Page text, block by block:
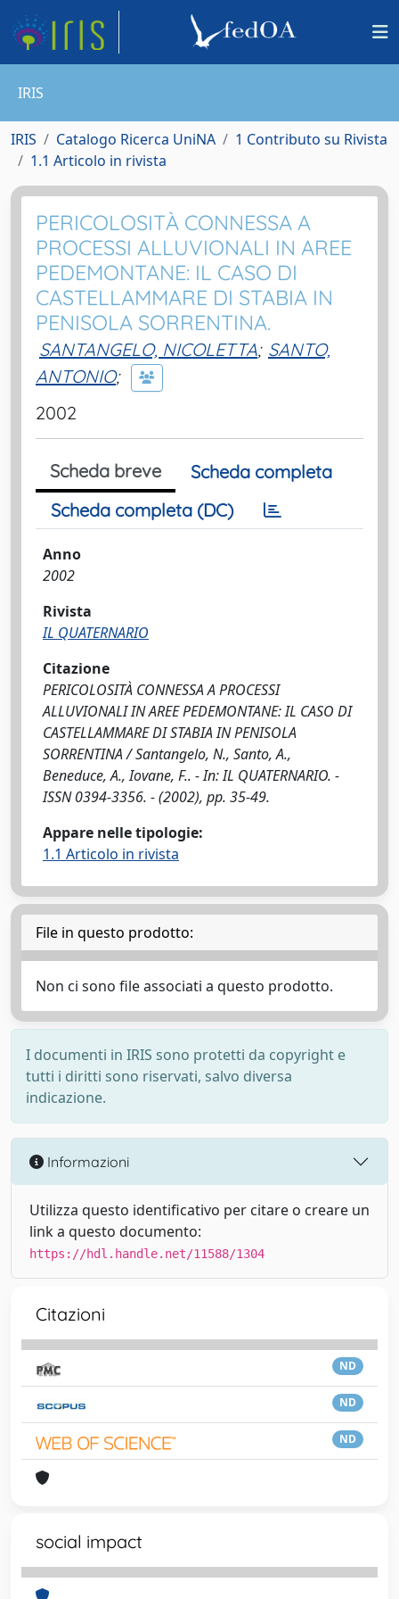
IRIS
IRIS Catalogo Ricerca UniNA
1 Contributo su Rivista
1.1 Articolo in rivista
PERICOLOSITÀ CONNESSA A
PROCESSI ALLUVIONALI IN AREE
PEDEMONTANE: IL CASO DI
CASTELLAMMARE DI STABIA IN
PENISOLA SORRENTINA.
SANTANGELO, NICOLETTA; SANTO,
ANTONIO;
2002
Scheda breve
Scheda completa
Scheda completa (DC)
Anno
2002
Rivista
IL QUATERNARIO
Citazione
PERICOLOSITÀ CONNESSA A PROCESSI
ALLUVIONALI IN AREE PEDEMONTANE: IL CASO DI
CASTELLAMMARE DI STABIA IN PENISOLA
SORRENTINA / Santangelo, N., Santo, A.,
Beneduce, A., Iovane, F.. - In: IL QUATERNARIO. -
ISSN 0394-3356. - (2002), pp. 35-49.
Appare nelle tipologie:
1.1 Articolo in rivista
File in questo prodotto:
Non ci sono file associati a questo prodotto.
I documenti in IRIS sono protetti da copyright e
tutti i diritti sono riservati, salvo diversa
indicazione.
Informazioni
Utilizza questo identificativo per citare o creare un
link a questo documento:
https://hdl.handle.net/11588/1304
Citazioni
ND
ND
ND
social impact